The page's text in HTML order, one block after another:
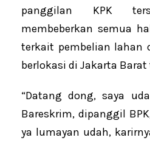
panggilan KPK
membeberkan semua
terkait pembelian lahan
berlokasi di Jakarta Barat
“Datang dong, saya
Bareskrim, dipanggil
ya lumayan udah,